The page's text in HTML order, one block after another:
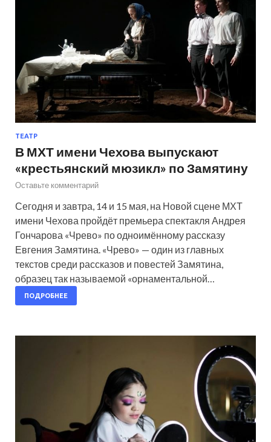
ТЕАТР
В МХТ имени Чехова выпускают
«крестьянский мюзикл» по Замятину
Оставьте комментарий
Сегодня и завтра, 14 и 15 мая, на Новой сцене МХТ
имени Чехова пройдёт премьера спектакля Андрея
Гончарова «Чрево» по одноимённому рассказу
Евгения Замятина. «Чрево» — один из главных
текстов среди рассказов и повестей Замятина,
образец так называемой «орнаментальной…
ПОДРОБНЕЕ